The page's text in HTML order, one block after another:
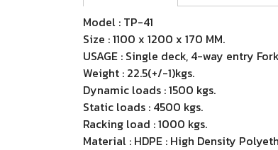
Model : TP-41
Size : 1100 x 1200 x 170 MM.
USAGE : Single deck, 4-way entry
Weight : 22.5(+/-1)kgs.
Dynamic loads : 1500 kgs.
Static loads : 4500 kgs.
Racking load : 1000 kgs.
Material : HDPE : High Density